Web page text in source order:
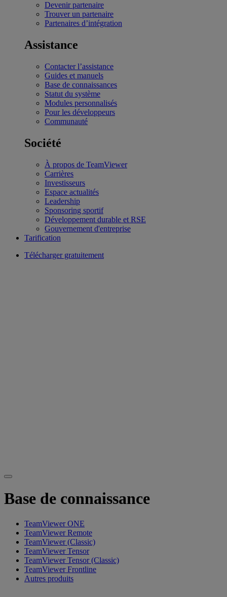
Devenir partenaire
Trouver un partenaire
Partenaires d’intégration
Assistance
Contacter l’assistance
Guides et manuels
Base de connaissances
Statut du système
Modules personnalisés
Pour les développeurs
Communauté
Société
À propos de TeamViewer
Carrières
Investisseurs
Espace actualités
Leadership
Sponsoring sportif
Développement durable et RSE
Gouvernement d'entreprise
Tarification
Télécharger gratuitement
Base de connaissance
TeamViewer ONE
TeamViewer Remote
TeamViewer (Classic)
TeamViewer Tensor
TeamViewer Tensor (Classic)
TeamViewer Frontline
Autres produits